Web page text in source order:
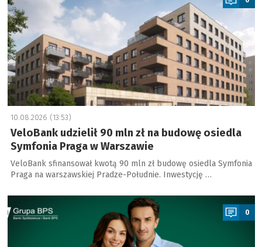
10.08.2026 (13:53)
VeloBank udzielił 90 mln zł na budowę osiedla
Symfonia Praga w Warszawie
VeloBank sfinansował kwotą 90 mln zł budowę osiedla Symfonia
Praga na warszawskiej Pradze-Południe. Inwestycję …
a
0